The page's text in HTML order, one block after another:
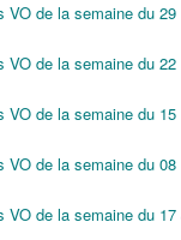
VO de la semaine du 29
VO de la semaine du 22
VO de la semaine du 15
VO de la semaine du 08
VO de la semaine du 17